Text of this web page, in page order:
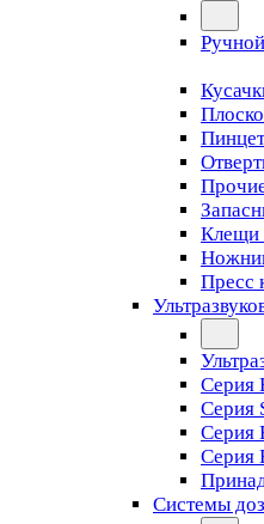
Клещи
Пресс
Серия
Серия
Серия
Серия
Системы